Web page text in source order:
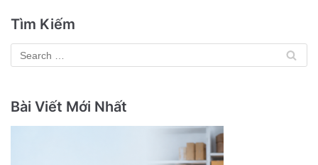
Tìm Kiếm
Bài Viết Mới Nhất